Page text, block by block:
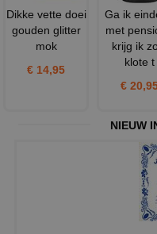
Dikke vette doei
gouden glitter
mok
€ 14,95
Ga ik
met
krijg ik
klote t
€
NIEUW